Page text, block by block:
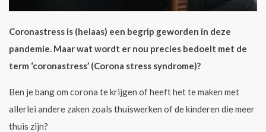
Coronastress is (helaas) een begrip geworden in deze
pandemie. Maar wat wordt er nou precies bedoelt met de
term ‘coronastress’ (Corona stress syndrome)?
Ben je bang om corona te krijgen of heeft het te maken met
allerlei andere zaken zoals thuiswerken of de kinderen die meer
thuis zijn?